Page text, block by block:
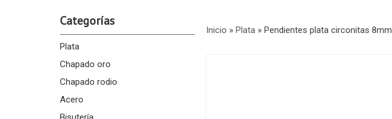
Categorías
Plata
Chapado oro
Chapado rodio
Acero
Inicio » Plata» Pendientes plata circonitas 8mm